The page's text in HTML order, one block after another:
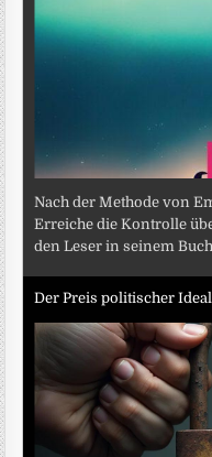
Nach der Methode von
Erreiche die Kontrolle
den Leser in seinem
Der Preis politischer